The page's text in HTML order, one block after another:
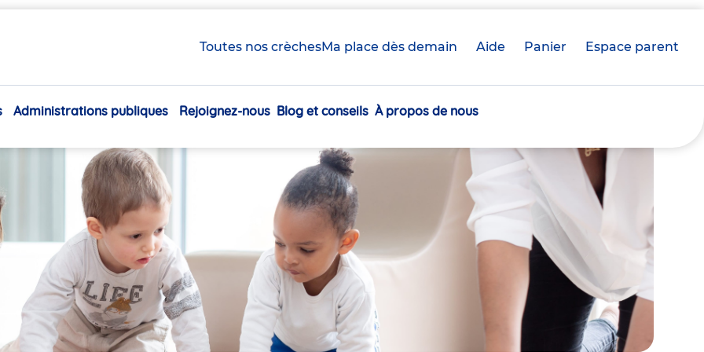
Toutes nos crèchesMa place dès demain Aide Panier crèche(s)
Espace parent
Navigation
Administrations publiques Rejoignez-nous Blog et conseils À propos de nous